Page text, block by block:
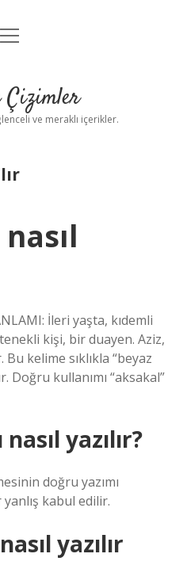
Uyarı
menüyü
Çizimler
ve meraklı içerikler.
İleri yaşta, kıdemli
kişi, bir duayen. Aziz,
kelime sıklıkla “beyaz
Doğru kullanımı “aksakal”
yazılır?
doğru yazımı
yanlış kabul edilir.
yazılır